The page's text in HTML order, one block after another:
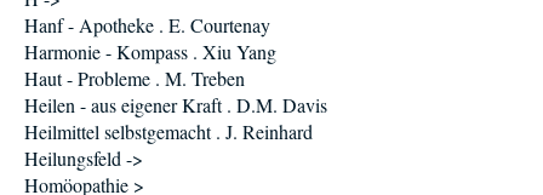
Hanf - Apotheke . E. Courtenay
Harmonie - Kompass . Xiu Yang
Haut - Probleme . M. Treben
Heilen - aus eigener Kraft . D.M. Davis
Heilmittel selbstgemacht . J. Reinhard
Heilungsfeld ->
Homöopathie >